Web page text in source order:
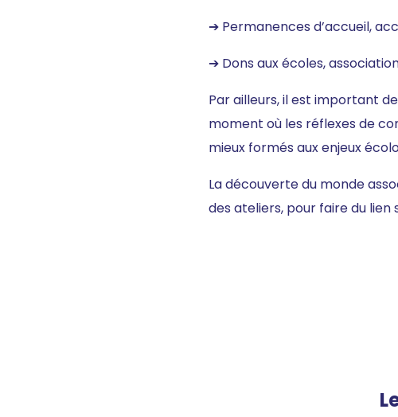
➔ Permanences d’accueil,
➔ Dons aux écoles,
Par ailleurs, il est important
moment où les réflexes de
mieux formés aux enjeux
La découverte du monde
des ateliers, pour faire du